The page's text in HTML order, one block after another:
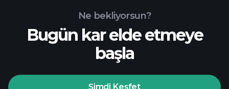
Playtrade
Ne bekliyorsun?
Bugün kar elde etmeye
başla
Şimdi Keşfet